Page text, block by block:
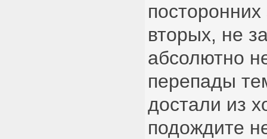
вторых, не
абсолютно
перепады
достали из
подождите